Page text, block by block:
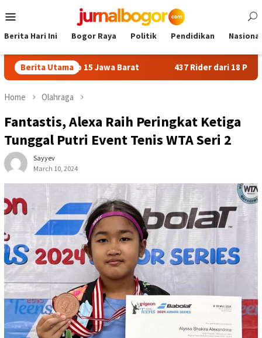
to
Menu
Berita Hari Ini Bogor Raya Politik Pendidikan Nasional
Berita Utama
Top 15 Jawa Barat 437 Rider dari 18 Provinsi
Home Olahraga
Fantastis, Alexa Raih Peringkat Ketiga
Tunggal Putri Event Tenis WTA Seri 2
Sayyev
March 10, 2024